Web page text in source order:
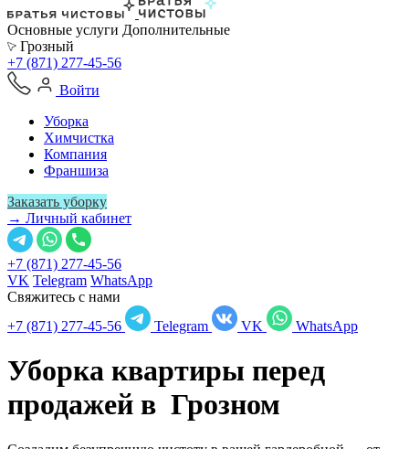
Основные услуги Дополнительные
Грозный
+7 (871) 277-45-56
Войти
Уборка
Химчистка
Компания
Франшиза
Заказать уборку
→ Личный кабинет
+7 (871) 277-45-56
VK Telegram WhatsApp
Свяжитесь с нами
+7 (871) 277-45-56
Telegram VK WhatsApp
Уборка квартиры перед
продажей в Грозном